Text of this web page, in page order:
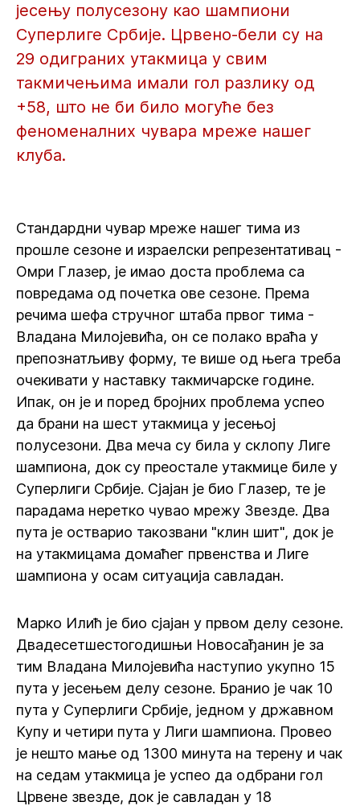
јесењу полусезону као шампиони
Суперлиге Србије. Црвено-бели су на
29 одиграних утакмица у свим
такмичењима имали гол разлику од
+58, што не би било могуће без
феноменалних чувара мреже нашег
клуба.
Стандардни чувар мреже нашег тима из
прошле сезоне и израелски репрезентативац -
Омри Глазер, је имао доста проблема са
повредама од почетка ове сезоне. Према
речима шефа стручног штаба првог тима -
Владана Милојевића, он се полако враћа у
препознатљиву форму, те више од њега треба
очекивати у наставку такмичарске године.
Ипак, он је и поред бројних проблема успео
да брани на шест утакмица у јесењој
полусезони. Два меча су била у склопу Лиге
шампиона, док су преостале утакмице биле у
Суперлиги Србије. Сјајан је био Глазер, те је
парадама неретко чувао мрежу Звезде. Два
пута је остварио такозвани "клин шит", док је
на утакмицама домаћег првенства и Лиге
шампиона у осам ситуација савладан.
Марко Илић је био сјајан у првом делу сезоне.
Двадесетшестогодишњи Новосађанин је за
тим Владана Милојевића наступио укупно 15
пута у јесењем делу сезоне. Бранио је чак 10
пута у Суперлиги Србије, једном у државном
Купу и четири пута у Лиги шампиона. Провео
је нешто мање од 1300 минута на терену и чак
на седам утакмица је успео да одбрани гол
Црвене звезде, док је савладан у 18